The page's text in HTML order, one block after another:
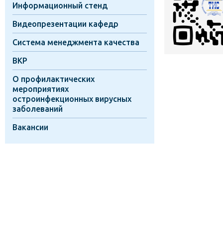
Информационный стенд
Видеопрезентации кафедр
Система менеджмента качества
ВКР
О профилактических
мероприятиях
остроинфекционных вирусных
заболеваний
Вакансии